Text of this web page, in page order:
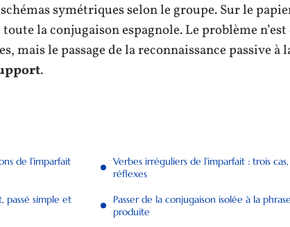
symétriques selon le groupe. Sur le
la conjugaison espagnole. Le problème n’est
mais le passage de la reconnaissance passive à
.
de l’imparfait
passé simple et
Verbes irréguliers de l’imparfait : trois
réflexes
Passer de la conjugaison isolée à la phrase
produite